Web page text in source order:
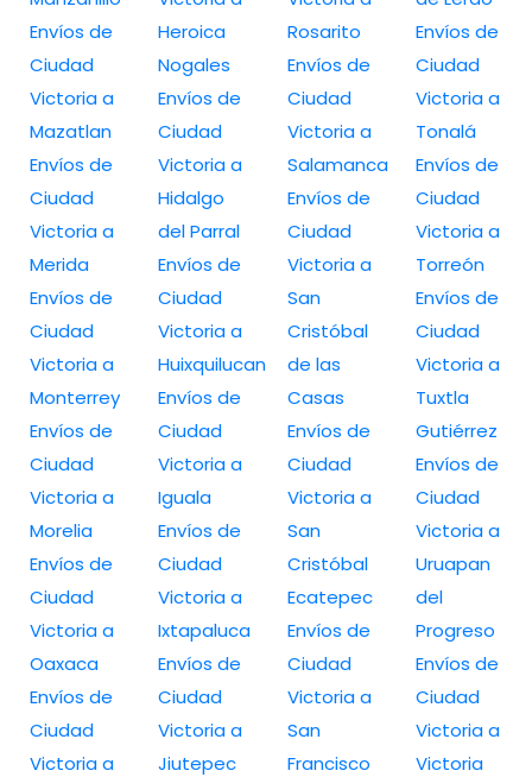
Envíos de
Ciudad
Victoria a
Mazatlan
Envíos de
Ciudad
Victoria a
Merida
Envíos de
Ciudad
Victoria a
Monterrey
Envíos de
Ciudad
Victoria a
Morelia
Envíos de
Ciudad
Victoria a
Oaxaca
Envíos de
Ciudad
Victoria a
Heroica
Nogales
Envíos de
Ciudad
Victoria a
Hidalgo
del Parral
Envíos de
Ciudad
Victoria a
Huixquilucan
Envíos de
Ciudad
Victoria a
Iguala
Envíos de
Ciudad
Victoria a
Ixtapaluca
Envíos de
Ciudad
Victoria a
Jiutepec
Rosarito
Envíos de
Ciudad
Victoria a
Salamanca
Envíos de
Ciudad
Victoria a
San
Cristóbal
de las
Casas
Envíos de
Ciudad
Victoria a
San
Cristóbal
Ecatepec
Envíos de
Ciudad
Victoria a
San
Francisco
Envíos de
Ciudad
Victoria a
Tonalá
Envíos de
Ciudad
Victoria a
Torreón
Envíos de
Ciudad
Victoria a
Tuxtla
Gutiérrez
Envíos de
Ciudad
Victoria a
Uruapan
del
Progreso
Envíos de
Ciudad
Victoria a
Victoria